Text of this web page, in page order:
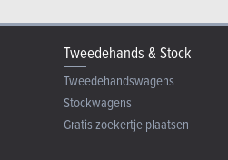
Tweedehands & Stock
Tweedehandswagens
Stockwagens
Gratis zoekertje plaatsen